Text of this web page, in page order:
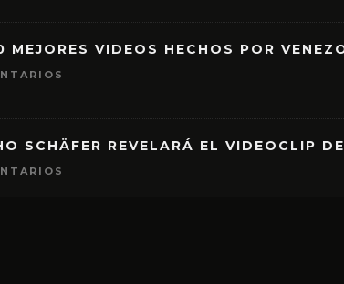
MEJORES VIDEOS HECHOS POR
SCHÄFER REVELARÁ EL VIDEOCLIP